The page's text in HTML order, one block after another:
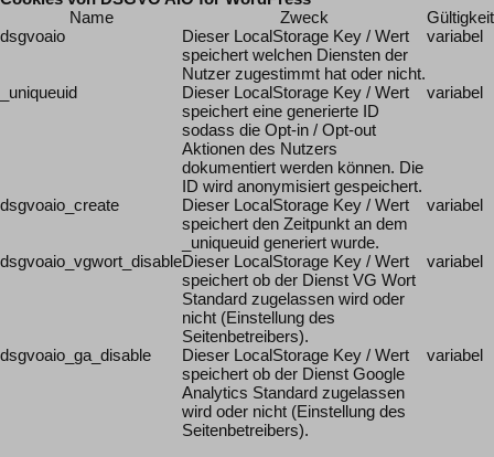
Name
Zweck
Gültigkeit
dsgvoaio
Dieser LocalStorage Key / Wert
speichert welchen Diensten der
Nutzer zugestimmt hat oder nicht.
variabel
_uniqueuid
Dieser LocalStorage Key / Wert
speichert eine generierte ID
sodass die Opt-in / Opt-out
Aktionen des Nutzers
dokumentiert werden können. Die
ID wird anonymisiert gespeichert.
variabel
dsgvoaio_create
Dieser LocalStorage Key / Wert
speichert den Zeitpunkt an dem
_uniqueuid generiert wurde.
variabel
dsgvoaio_vgwort_disableDieser LocalStorage Key / Wert
speichert ob der Dienst VG Wort
Standard zugelassen wird oder
nicht (Einstellung des
Seitenbetreibers).
variabel
dsgvoaio_ga_disable
Dieser LocalStorage Key / Wert
speichert ob der Dienst Google
Analytics Standard zugelassen
wird oder nicht (Einstellung des
Seitenbetreibers).
variabel